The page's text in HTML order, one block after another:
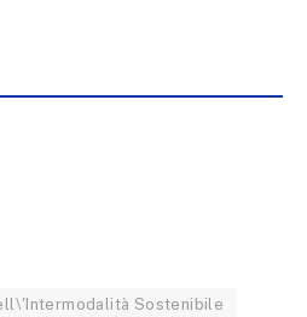
Sostenibile